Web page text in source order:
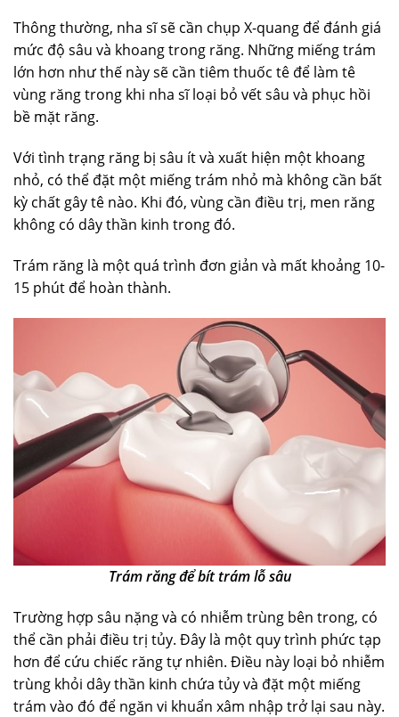
Thông thường, nha sĩ sẽ cần chụp X-quang để đánh giá
mức độ sâu và khoang trong răng. Những miếng trám
lớn hơn như thế này sẽ cần tiêm thuốc tê để làm tê
vùng răng trong khi nha sĩ loại bỏ vết sâu và phục hồi
bề mặt răng.
Với tình trạng răng bị sâu ít và xuất hiện một khoang
nhỏ, có thể đặt một miếng trám nhỏ mà không cần bất
kỳ chất gây tê nào. Khi đó, vùng cần điều trị, men răng
không có dây thần kinh trong đó.
Trám răng là một quá trình đơn giản và mất khoảng 10-
15 phút để hoàn thành.
Trám răng để bít trám lỗ sâu
Trường hợp sâu nặng và có nhiễm trùng bên trong, có
thể cần phải điều trị tủy. Đây là một quy trình phức tạp
hơn để cứu chiếc răng tự nhiên. Điều này loại bỏ nhiễm
trùng khỏi dây thần kinh chứa tủy và đặt một miếng
trám vào đó để ngăn vi khuẩn xâm nhập trở lại sau này.